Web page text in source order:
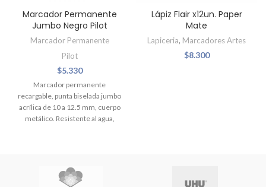
Marcador Permanente
Jumbo Negro Pilot
Marcador Permanente
Pilot
$5.330
Marcador permanente
recargable, punta biselada jumbo
acrílica de 10 a 12.5 mm, cuerpo
metálico. Resistente al agua,
12.
Lápiz Flair x12un. Paper
Mate
Lapiceria, Marcadores Artes
$8.300